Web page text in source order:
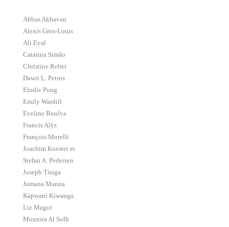
Abbas Akhavan
Alexis Gros-Louis
Ali Eyal
Catarina Simão
Christine Rebet
Dawit L. Petros
Elodie Pong
Emily Wardill
Eveline Boulva
Francis Alÿs
François Morelli
Joachim Koester et
Stefan A. Pedersen
Joseph Tisiga
Jumana Manna
Kapwani Kiwanga
Liz Magor
Mounira Al Solh